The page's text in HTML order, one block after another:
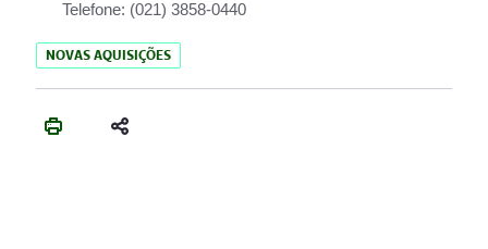
Telefone: (021) 3858-0440
NOVAS AQUISIÇÕES